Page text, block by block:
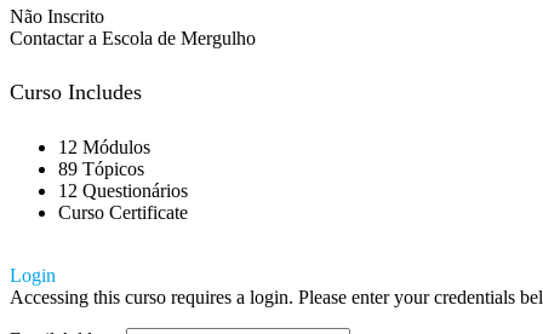
Não Inscrito
Contactar a Escola de Mergulho
Curso Includes
12 Módulos
89 Tópicos
12 Questionários
Curso Certificate
Login
Accessing this curso requires a login. Please enter your credentials